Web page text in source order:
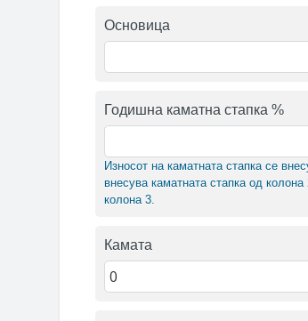
Основица
Годишна каматна стапка %
Износот на каматната стапка се
внесува каматната стапка од
колона 3.
Камата